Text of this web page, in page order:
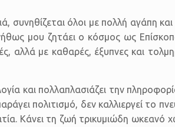
συνηθίζεται όλοι με πολλή αγάπη
μου ζητάει ο κόσμος ως
αλλά με καθαρές, έξυπνες και
και πολλαπλασιάζει την
πολιτισμό, δεν καλλιεργεί το
Κάνει τη ζωή τρικυμιώδη ωκεανό